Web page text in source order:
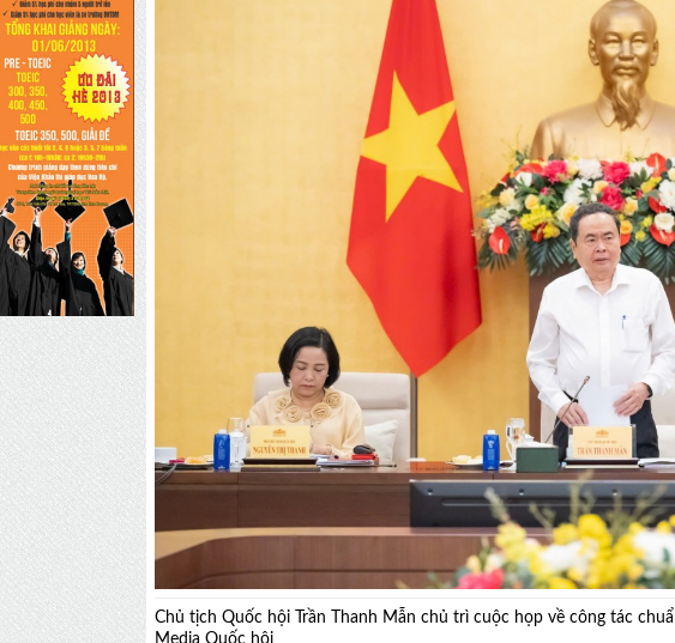
Chủ tịch Quốc hội Trần Thanh Mẫn chủ trì cuộc họp về công tác
Media Quốc hội